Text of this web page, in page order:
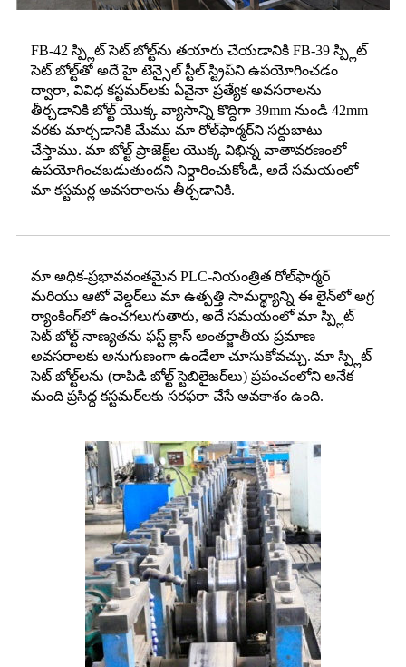
FB-42 స్ప్లిట్ సెట్ బోల్ట్‌ను తయారు చేయడానికి FB-39 స్ప్లిట్
సెట్ బోల్ట్‌తో అదే హై టెన్సైల్ స్టీల్ స్ట్రిప్‌ని ఉపయోగించడం
ద్వారా, వివిధ కస్టమర్‌లకు ఏవైనా ప్రత్యేక అవసరాలను
తీర్చడానికి బోల్ట్ యొక్క వ్యాసాన్ని కొద్దిగా 39mm నుండి 42mm
వరకు మార్చడానికి మేము మా రోల్‌ఫార్మర్‌ని సర్దుబాటు
చేస్తాము. మా బోల్ట్ ప్రాజెక్ట్‌ల యొక్క విభిన్న వాతావరణంలో
ఉపయోగించబడుతుందని నిర్ధారించుకోండి, అదే సమయంలో
మా కస్టమర్ల అవసరాలను తీర్చడానికి.
మా అధిక-ప్రభావవంతమైన PLC-నియంత్రిత రోల్‌ఫార్మర్
మరియు ఆటో వెల్డర్‌లు మా ఉత్పత్తి సామర్థ్యాన్ని ఈ లైన్‌లో అగ్ర
ర్యాంకింగ్‌లో ఉంచగలుగుతారు, అదే సమయంలో మా స్ప్లిట్
సెట్ బోల్ట్ నాణ్యతను ఫస్ట్ క్లాస్ అంతర్జాతీయ ప్రమాణ
అవసరాలకు అనుగుణంగా ఉండేలా చూసుకోవచ్చు. మా స్ప్లిట్
సెట్ బోల్ట్‌లను (రాపిడి బోల్ట్ స్టెబిలైజర్‌లు) ప్రపంచంలోని అనేక
మంది ప్రసిద్ధ కస్టమర్‌లకు సరఫరా చేసే అవకాశం ఉంది.